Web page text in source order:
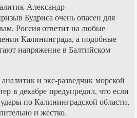
Александр
Будриса очень опасен для
Россия ответит на любые
Калининграда, а подобные
напряжение в Балтийском
и экс-разведчик морской
в декабре предупредил, что если
по Калининградской области,
и жестко.